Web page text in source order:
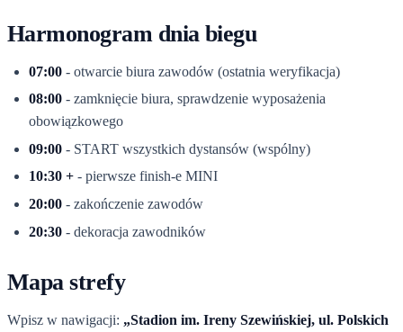
Harmonogram dnia biegu
07:00 - otwarcie biura zawodów (ostatnia weryfikacja)
08:00 - zamknięcie biura, sprawdzenie wyposażenia
obowiązkowego
09:00 - START wszystkich dystansów (wspólny)
10:30 + - pierwsze finish-e MINI
20:00 - zakończenie zawodów
20:30 - dekoracja zawodników
Mapa strefy
Wpisz w nawigacji: „Stadion im. Ireny Szewińskiej, ul. Polskich